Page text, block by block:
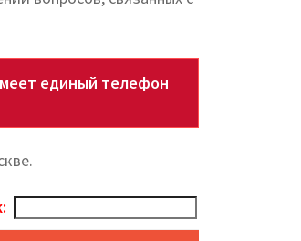
единый телефон